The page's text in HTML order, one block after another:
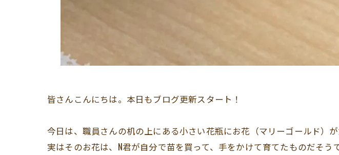
皆さんこんにちは。本日もブログ更新スタート！
今日は、職員さんの机の上にある小さい花瓶にお花（マリーゴールド）が
実はそのお花は、N君が自分で苗を買って、手をかけて育てたものだそう